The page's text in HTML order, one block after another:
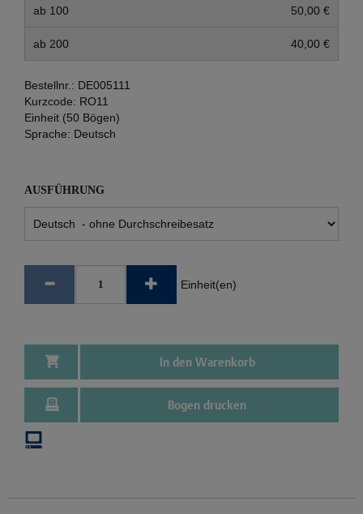
ab 100 50,00 €
ab 200 40,00 €
Bestellnr.: DE005111
Kurzcode: RO11
Einheit (50 Bögen)
Sprache: Deutsch
AUSFÜHRUNG
Einheit(en)
In den Warenkorb
Bogen drucken